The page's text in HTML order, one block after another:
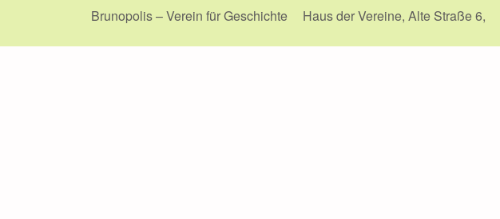
Brunopolis – Verein für Geschichte Haus der Vereine, Alte Straße 6,